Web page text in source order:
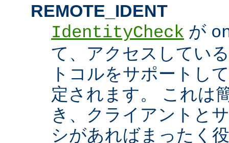
REMOTE_IDENT
IdentityCheck が
て、アクセスしてい
トコルをサポートし
定されます。 これは
き、クライアントと
シがあればまったく